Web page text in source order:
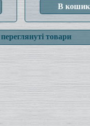
товари